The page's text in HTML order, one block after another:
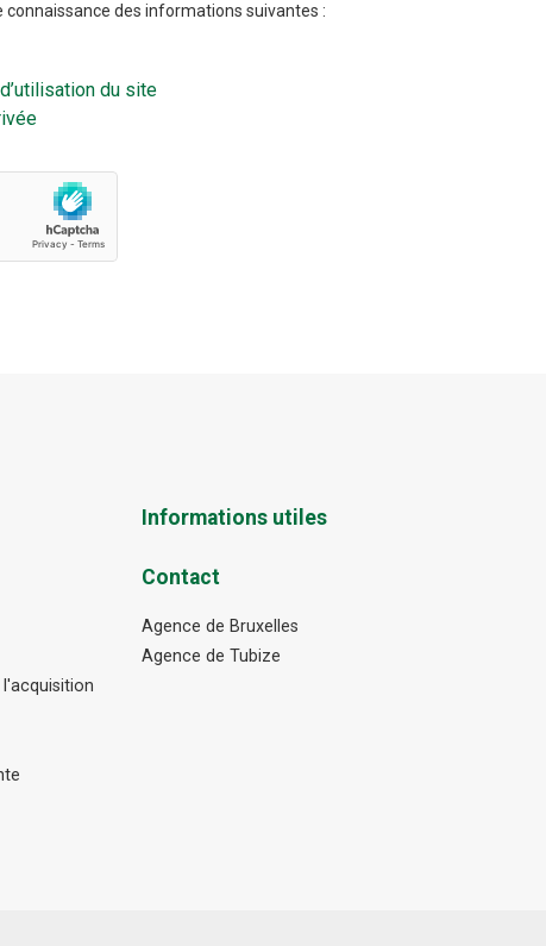
connaissance des informations suivantes :
du site
Informations utiles
Contact
Agence de Bruxelles
Agence de Tubize